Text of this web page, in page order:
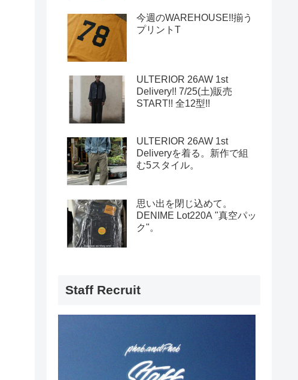
今週のWAREHOUSE!!揃う
プリントT
ULTERIOR 26AW 1st
Delivery!! 7/25(土)販売
START!! 全12型!!
ULTERIOR 26AW 1st
Deliveryを着る。新作で組
む5スタイル。
思い出を閉じ込めて。
DENIME Lot220A "真空パッ
ク"。
Staff Recruit